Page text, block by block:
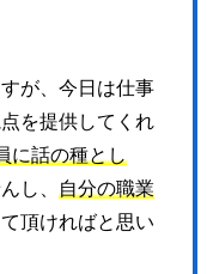
が、今日は仕事
を提供してくれ
に話の種とし
し、 自分の職業
頂ければと思い